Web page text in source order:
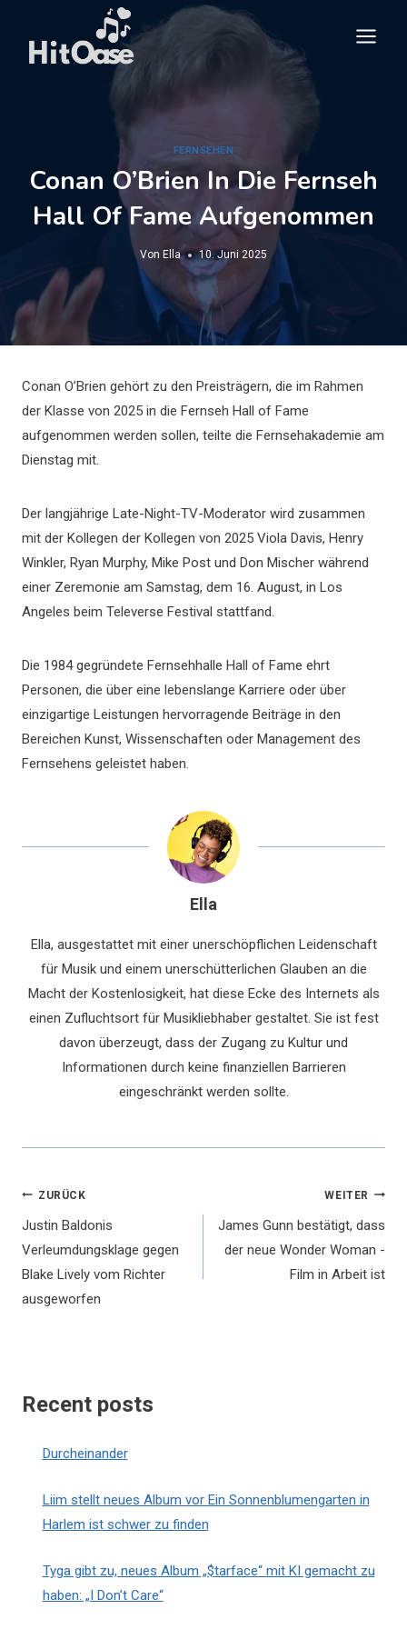
springen
FERNSEHEN
Conan O’Brien In Die Fernseh
Hall Of Fame Aufgenommen
Von Ella 10. Juni 2025
Conan O’Brien gehört zu den Preisträgern, die im Rahmen
der Klasse von 2025 in die Fernseh Hall of Fame
aufgenommen werden sollen, teilte die Fernsehakademie am
Dienstag mit.
Der langjährige Late-Night-TV-Moderator wird zusammen
mit der Kollegen der Kollegen von 2025 Viola Davis, Henry
Winkler, Ryan Murphy, Mike Post und Don Mischer während
einer Zeremonie am Samstag, dem 16. August, in Los
Angeles beim Televerse Festival stattfand.
Die 1984 gegründete Fernsehhalle Hall of Fame ehrt
Personen, die über eine lebenslange Karriere oder über
einzigartige Leistungen hervorragende Beiträge in den
Bereichen Kunst, Wissenschaften oder Management des
Fernsehens geleistet haben.
Ella
Ella, ausgestattet mit einer unerschöpflichen Leidenschaft
für Musik und einem unerschütterlichen Glauben an die
Macht der Kostenlosigkeit, hat diese Ecke des Internets als
einen Zufluchtsort für Musikliebhaber gestaltet. Sie ist fest
davon überzeugt, dass der Zugang zu Kultur und
Informationen durch keine finanziellen Barrieren
eingeschränkt werden sollte.
Beitragsnavigation
ZURÜCK
Justin Baldonis
Verleumdungsklage gegen
Blake Lively vom Richter
ausgeworfen
WEITER
James Gunn bestätigt, dass
der neue Wonder Woman -
Film in Arbeit ist
Recent posts
Durcheinander
Liim stellt neues Album vor Ein Sonnenblumengarten in
Harlem ist schwer zu finden
Tyga gibt zu, neues Album „$tarface“ mit KI gemacht zu
haben: „I Don’t Care“